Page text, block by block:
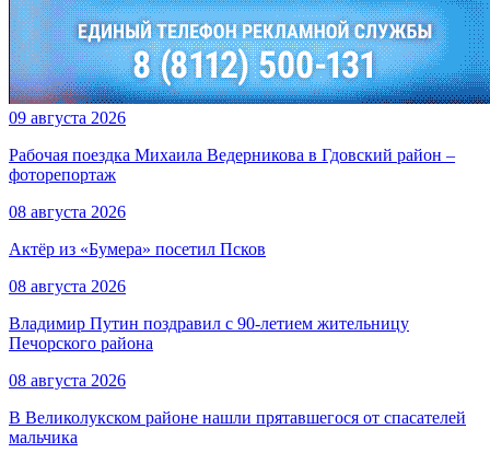
09 августа 2026
Рабочая поездка Михаила Ведерникова в Гдовский район –
фоторепортаж
08 августа 2026
Актёр из «Бумера» посетил Псков
08 августа 2026
Владимир Путин поздравил с 90-летием жительницу
Печорского района
08 августа 2026
В Великолукском районе нашли прятавшегося от спасателей
мальчика